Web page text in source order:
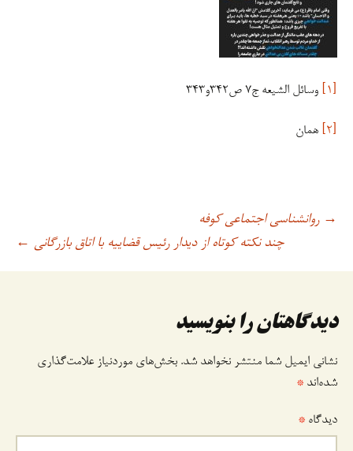
[۱] وسائل الشیعه ج۷ ص۳۴۲و۳۴۳
[۲] همان
ناوبری
نوشته
→ روانشناسی اجتماعی کوفه
چند نکته کوتاه از دیدار رئیس قضاییه با اتاق بازرگانی ←
دیدگاهتان را بنویسید
نشانی ایمیل شما منتشر نخواهد شد. بخش‌های موردنیاز علامت‌گذاری
شده‌اند *
دیدگاه *